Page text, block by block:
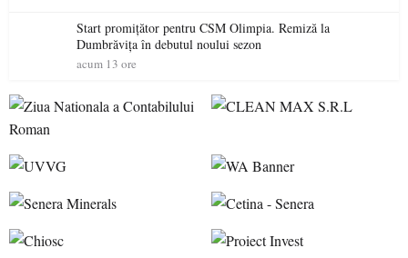
Start promițător pentru CSM Olimpia. Remiză la
Dumbrăvița în debutul noului sezon
acum 13 ore